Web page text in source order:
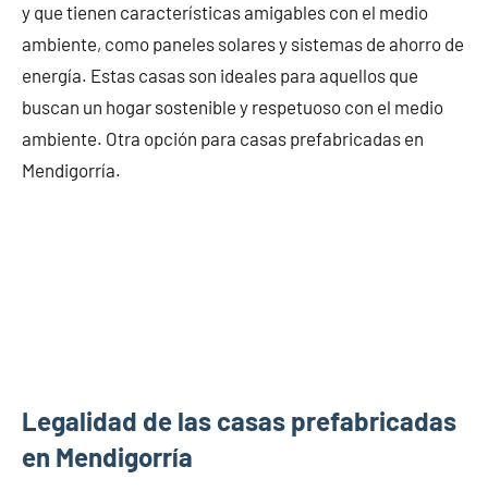
y que tienen características amigables con el medio
ambiente, como paneles solares y sistemas de ahorro de
energía. Estas casas son ideales para aquellos que
buscan un hogar sostenible y respetuoso con el medio
ambiente. Otra opción para casas prefabricadas en
Mendigorría.
Legalidad de las casas prefabricadas
en Mendigorría